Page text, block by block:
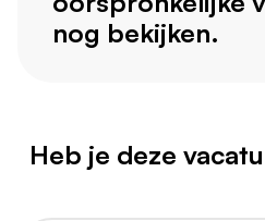
nog bekijken.
Heb je deze